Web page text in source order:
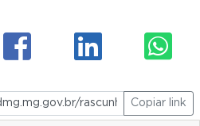
Copiar link